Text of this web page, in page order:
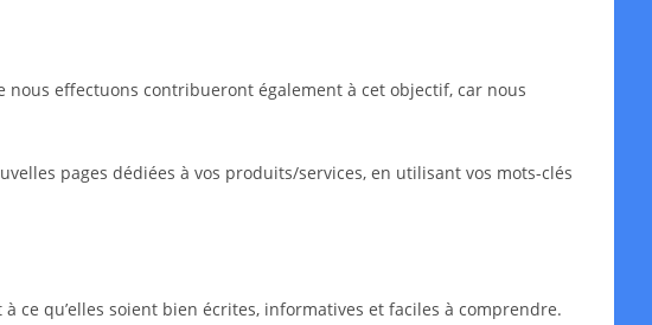
nous effectuons contribueront également à cet objectif, car nous
pages dédiées à vos produits/services, en utilisant vos mots-clés
ce qu’elles soient bien écrites, informatives et faciles à comprendre.